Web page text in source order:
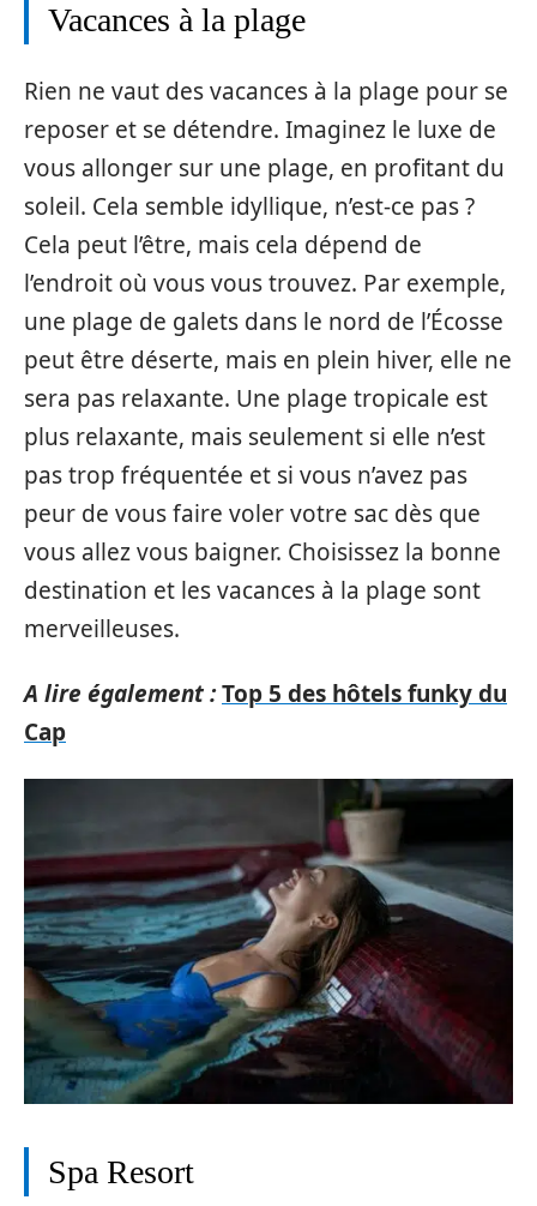
Vacances à la plage
Rien ne vaut des vacances à la plage pour se
reposer et se détendre. Imaginez le luxe de
vous allonger sur une plage, en profitant du
soleil. Cela semble idyllique, n’est-ce pas ?
Cela peut l’être, mais cela dépend de
l’endroit où vous vous trouvez. Par exemple,
une plage de galets dans le nord de l’Écosse
peut être déserte, mais en plein hiver, elle ne
sera pas relaxante. Une plage tropicale est
plus relaxante, mais seulement si elle n’est
pas trop fréquentée et si vous n’avez pas
peur de vous faire voler votre sac dès que
vous allez vous baigner. Choisissez la bonne
destination et les vacances à la plage sont
merveilleuses.
A lire également :Top 5 des hôtels funky du
Cap
Spa Resort